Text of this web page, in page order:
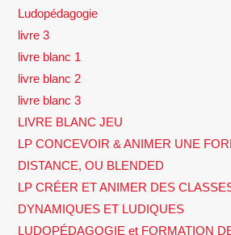
Ludopédagogie
livre 3
livre blanc 1
livre blanc 2
livre blanc 3
LIVRE BLANC JEU
LP CONCEVOIR & ANIMER UNE
DISTANCE, OU BLENDED
LP CRÉER ET ANIMER DES
DYNAMIQUES ET LUDIQUES
LUDOPÉDAGOGIE et FORMATION